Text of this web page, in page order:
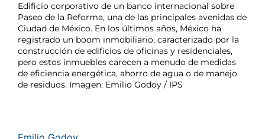
Edificio corporativo de un banco internacional sobre
Paseo de la Reforma, una de las principales avenidas de
Ciudad de México. En los últimos años, México ha
registrado un boom inmobiliario, caracterizado por la
construcción de edificios de oficinas y residenciales,
pero estos inmuebles carecen a menudo de medidas
de eficiencia energética, ahorro de agua o de manejo
de residuos. Imagen: Emilio Godoy / IPS